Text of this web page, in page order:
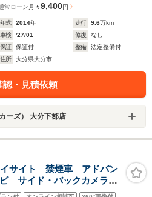
常ローン 月々9,400円
年式 2014年 走行 9.6万km
車検
'27/01 修復
なし
保証
保証付 整備
法定整備付
住所
大分県大分市
認・見積依頼
ーズ） 大分下郡店
サイト 禁煙車 アドバン
サイド・バックカメラ
サー LEDライナー スマ